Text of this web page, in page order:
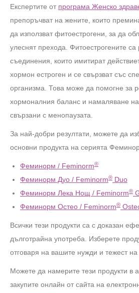
Експертите от програма Женско
препоръчват на жените, които
да използват фитоестрогени, за да
улеснят прехода. Фитоестрогените са
съединения, които имитират
хормон естроген и се свързват със
организма. Това може да помогне за
хормоналния баланс и намаляване на
свързани с менопаузата.
За най-добри резултати, можете да
основни продукта на серията
Феминорм / Feminorm®
Феминорм Дуо / Feminorm® Duo
Феминорм Лека Нощ / Feminorm®
Феминорм Остео / Feminorm®
Всички тези продукти са с доказан
дълготрайна употреба. Изберете
отговаря на вашите нужди и тежест на
Можете да намерите тези продукти в
закупите онлайн от сайта на